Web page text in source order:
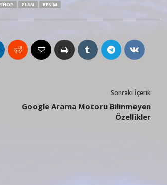
PLAN RESIM
Sonraki İçerik
Google Arama Motoru Bilinmeyen
Özellikler